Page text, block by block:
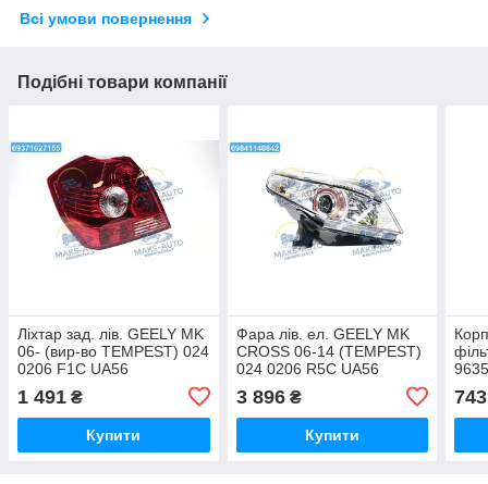
Всі умови повернення
Подібні товари компанії
Ліхтар зад. лів. GEELY MK
06- (вир-во TEMPEST) 024
0206 F1C UA56
1 491 ₴
Купити
Фара лів. ел. GEELY MK
CROSS 06-14 (TEMPEST)
024 0206 R5C UA56
3 896₴
Купити
743